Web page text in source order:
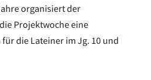
organisiert der
Projektwoche eine
die Lateiner im Jg. 10 und